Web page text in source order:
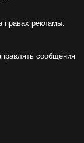
правах рекламы.
сообщения